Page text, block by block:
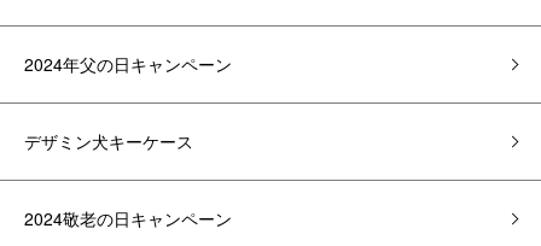
2024年父の日キャンペーン
デザミン犬キーケース
2024敬老の日キャンペーン